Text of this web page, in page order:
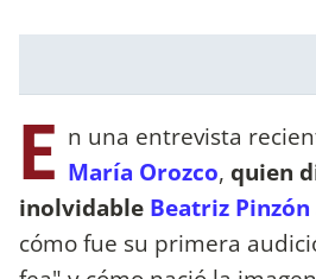
E n una entrevista
María Orozco, quien
inolvidable Beatriz Pinzón
cómo fue su primera